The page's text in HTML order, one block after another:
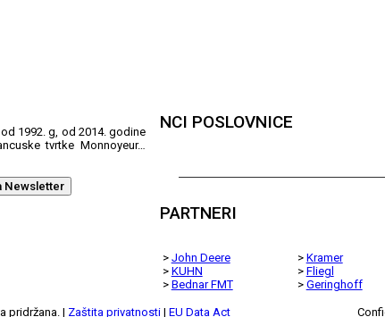
1992. g, od 2014. godine
tvrtke Monnoyeur…
NCI POSLOVNICE
PARTNERI
> John Deere
> KUHN
> Bednar FMT
> Kramer
> Fliegl
> Geringhoff
pridržana. | Zaštita privatnosti | EU Data Act